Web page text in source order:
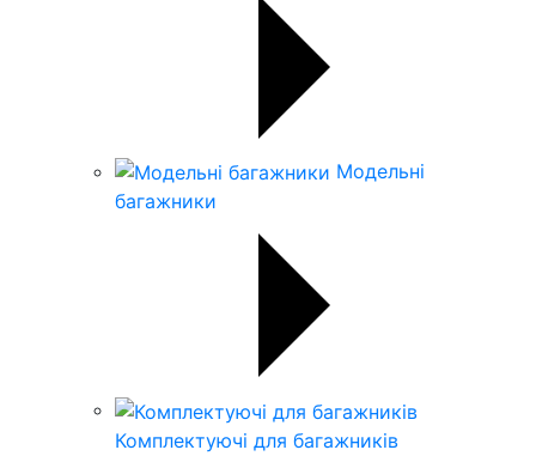
Модельні
багажники
Комплектуючі для багажників